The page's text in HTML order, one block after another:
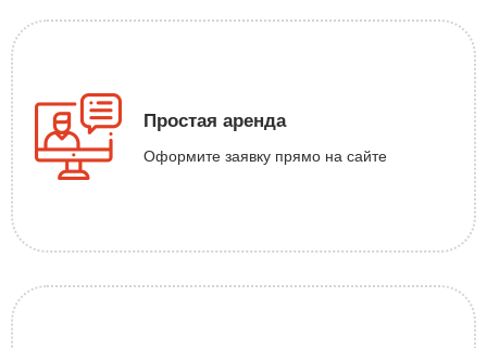
Простая аренда
Оформите заявку прямо на сайте